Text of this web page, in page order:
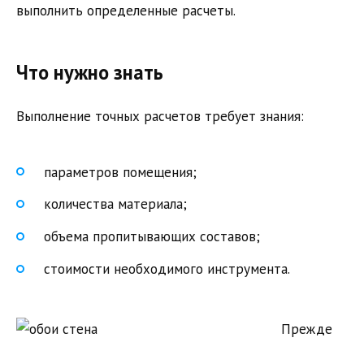
выполнить определенные расчеты.
Что нужно знать
Выполнение точных расчетов требует знания:
параметров помещения;
количества материала;
объема пропитывающих составов;
стоимости необходимого инструмента.
Прежде